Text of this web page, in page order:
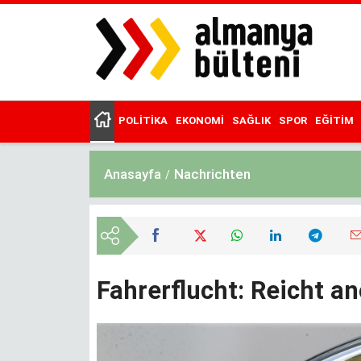
Main
menu
POLITIKA EKONOMI SAĞLIK SPOR EĞITIM
Anasayfa Nachrichten
Fahrerflucht: Reicht